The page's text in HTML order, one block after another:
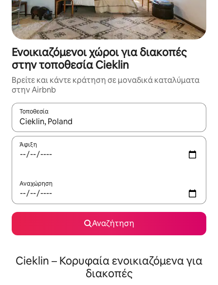
Ενοικιαζόμενοι χώροι για διακοπές
στην τοποθεσία Cieklin
Βρείτε και κάντε κράτηση σε μοναδικά καταλύματα
στην Airbnb
Τοποθεσία
Όταν τα αποτελέσματα είναι διαθέσιμα, μπορείτε να
Άφιξη
Αναχώρηση
Αναζήτηση
Cieklin – Κορυφαία ενοικιαζόμενα για
διακοπές